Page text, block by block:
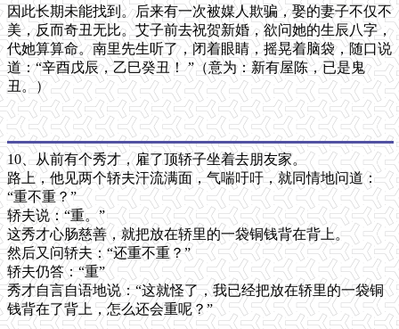
因此长期未能找到。后来有一次被媒人欺骗，娶的妻子不仅不
美，反而奇丑无比。艾子前去祝贺新婚，欲问她的生辰八字，
代她算算命。南里先生听了，闭着眼睛，摇晃着脑袋，随口说
道：“辛酉戊辰，乙巳癸丑！ ”（意为：新有屋陈，已是鬼
丑。）
10、从前有个秀才，雇了顶轿子坐着去朋友家。
路上，他见两个轿夫汗流满面，气喘吁吁，就同情地问道：
“重不重？”
轿夫说：“重。”
这秀才心肠慈善，就把放在轿里的一袋铜钱背在背上。
然后又问轿夫：“还重不重？”
轿夫仍答：“重”
秀才自言自语地说：“这就怪了，我已经把放在轿里的一袋铜
钱背在了背上，怎么还会重呢？”